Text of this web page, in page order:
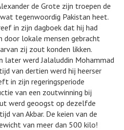
de Grote zijn troepen de
tegenwoordig Pakistan heet.
in zijn dagboek dat hij had
door lokale mensen gebracht
zij zout konden likken.
later werd Jalaluddin Mohammad
van dertien werd hij heerser
in zijn regeringsperiode
van een zoutwinning bij
werd geoogst op dezelfde
van Akbar. De keien van de
van meer dan 500 kilo!